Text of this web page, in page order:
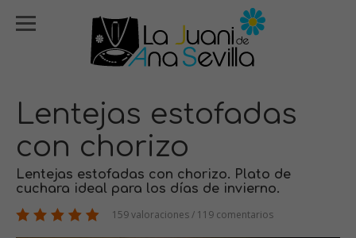
Lentejas estofadas
con chorizo
Lentejas estofadas con chorizo. Plato de
cuchara ideal para los días de invierno.
159 valoraciones / 119 comentarios